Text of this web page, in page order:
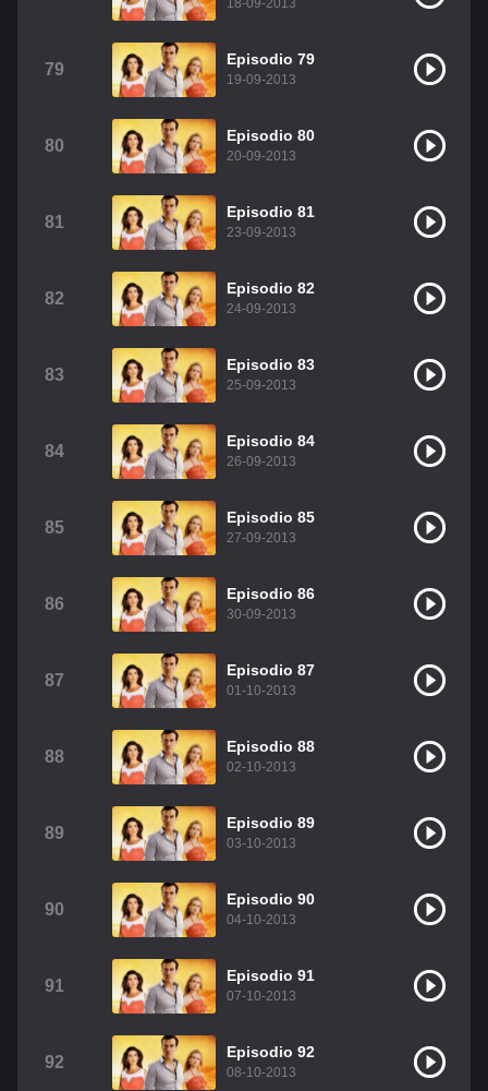
18-09-2013
79
Episodio 79
19-09-2013
80
Episodio 80
20-09-2013
81
Episodio 81
23-09-2013
82
Episodio 82
24-09-2013
83
Episodio 83
25-09-2013
84
Episodio 84
26-09-2013
85
Episodio 85
27-09-2013
86
Episodio 86
30-09-2013
87
Episodio 87
01-10-2013
88
Episodio 88
02-10-2013
89
Episodio 89
03-10-2013
90
Episodio 90
04-10-2013
91
Episodio 91
07-10-2013
92
Episodio 92
08-10-2013